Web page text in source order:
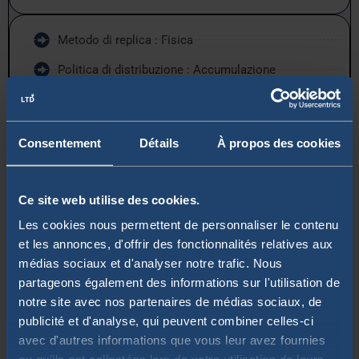
Consentement Détails À propos des cookies
Ce site web utilise des cookies.
Les cookies nous permettent de personnaliser le contenu
et les annonces, d'offrir des fonctionnalités relatives aux
médias sociaux et d'analyser notre trafic. Nous
partageons également des informations sur l'utilisation de
notre site avec nos partenaires de médias sociaux, de
publicité et d'analyse, qui peuvent combiner celles-ci
avec d'autres informations que vous leur avez fournies
Metodo di replica : Fisica
Politica di distribuzione : Accumulazione
👉 ETF Invesco S&P 500 UCITS (Acc)
L’ETF Invesco S&P 500 UCITS⭐ è il fondo che ottiene la
migliore performance cumulata sugli ultimi 5 anni
(+84,61%). Grazie alla replica sintetica (swap), evita la
ritenuta alla fonte del 15% sui dividendi americani che gli